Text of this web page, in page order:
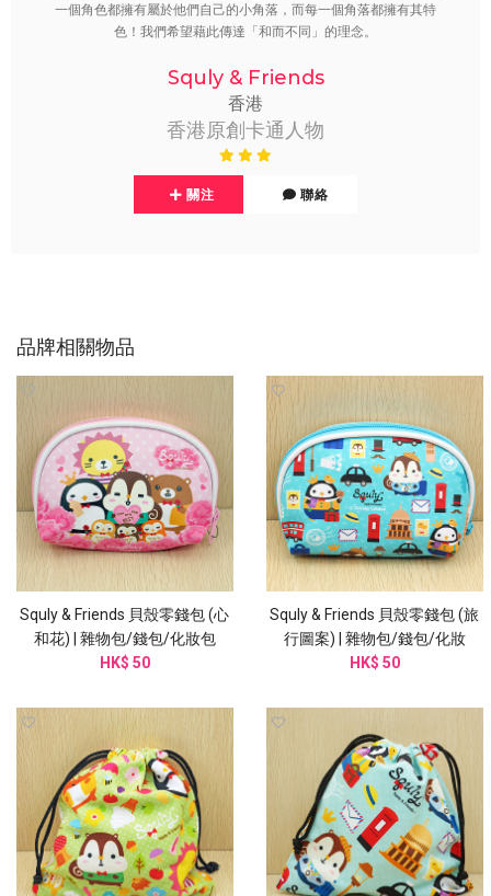
一個角色都擁有屬於他們自己的小角落，而每一個角落都擁有其特
色！我們希望藉此傳達「和而不同」的理念。
Squly & Friends
香港
香港原創卡通人物
關注 聯絡
品牌相關物品
Squly & Friends 貝殼零錢包 (心
和花) | 雜物包/錢包/化妝包
(I003SQB)
HK$ 50
Squly & Friends 貝殼零錢包 (旅
行圖案) | 雜物包/錢包/化妝
(I004SQB)
HK$ 50